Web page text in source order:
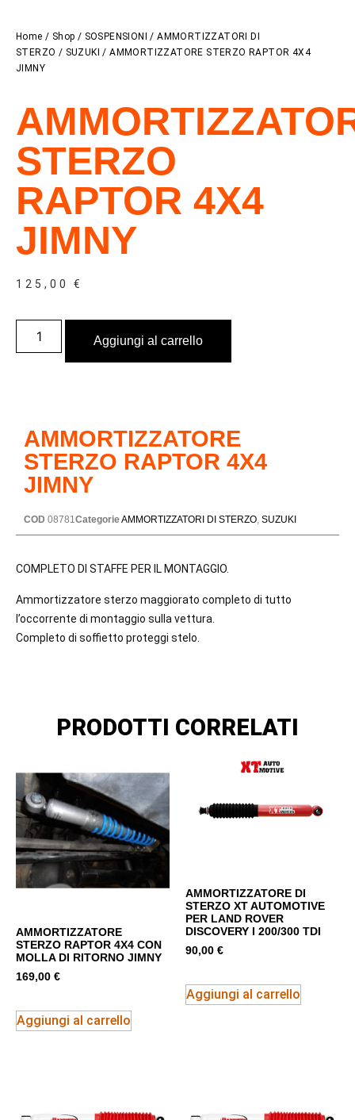
Home / Shop / SOSPENSIONI /AMMORTIZZATORI DI
STERZO / SUZUKI / AMMORTIZZATORE STERZO RAPTOR 4X4
JIMNY
STERZO
RAPTOR 4X4
JIMNY
125,00€
Aggiungi al carrello
AMMORTIZZATORE
STERZO RAPTOR 4X4
JIMNY
COD 08781CategorieAMMORTIZZATORI DI STERZO, SUZUKI
COMPLETO DI STAFFE PER IL MONTAGGIO.
Ammortizzatore sterzo maggiorato completo di tutto
l’occorrente di montaggio sulla vettura.
Completo di soffietto proteggi stelo.
PRODOTTI CORRELATI
AMMORTIZZATORE
STERZO RAPTOR 4X4 CON
MOLLA DI RITORNO JIMNY
169,00 €
Aggiungi al carrello
AMMORTIZZATORE DI
STERZO XT AUTOMOTIVE
PER LAND ROVER
DISCOVERY I 200/300 TDI
90,00 €
Aggiungi al carrello